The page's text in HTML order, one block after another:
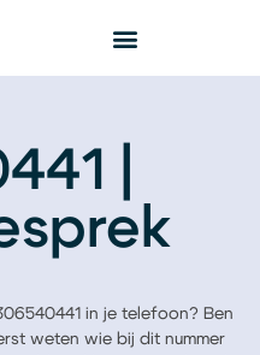
|
in je telefoon? Ben
weten wie bij dit nummer